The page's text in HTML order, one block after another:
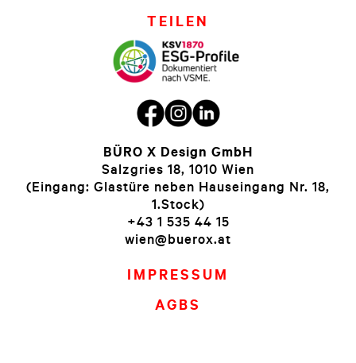
TEILEN
BÜRO X Design GmbH
Salzgries 18, 1010 Wien
(Eingang: Glastüre neben Hauseingang Nr. 18,
1.Stock)
+43 1 535 44 15
wien@buerox.at
IMPRESSUM
AGBS